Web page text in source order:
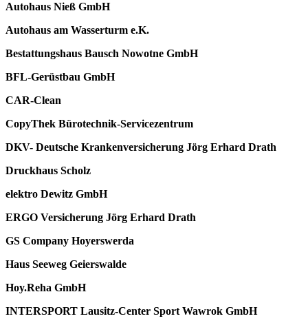
Autohaus Nieß GmbH
Autohaus am Wasserturm e.K.
Bestattungshaus Bausch Nowotne GmbH
BFL-Gerüstbau GmbH
CAR-Clean
CopyThek Bürotechnik-Servicezentrum
DKV- Deutsche Krankenversicherung Jörg Erhard Drath
Druckhaus Scholz
elektro Dewitz GmbH
ERGO Versicherung Jörg Erhard Drath
GS Company Hoyerswerda
Haus Seeweg Geierswalde
Hoy.Reha GmbH
INTERSPORT Lausitz-Center Sport Wawrok GmbH